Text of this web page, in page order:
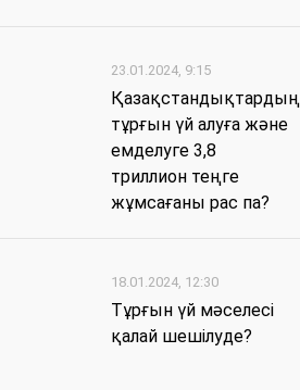
23.01.2024, 9:15
Қазақстандықтардың
тұрғын үй алуға және
емделуге 3,8
триллион теңге
жұмсағаны рас па?
18.01.2024, 12:30
Тұрғын үй мәселесі
қалай шешілуде?